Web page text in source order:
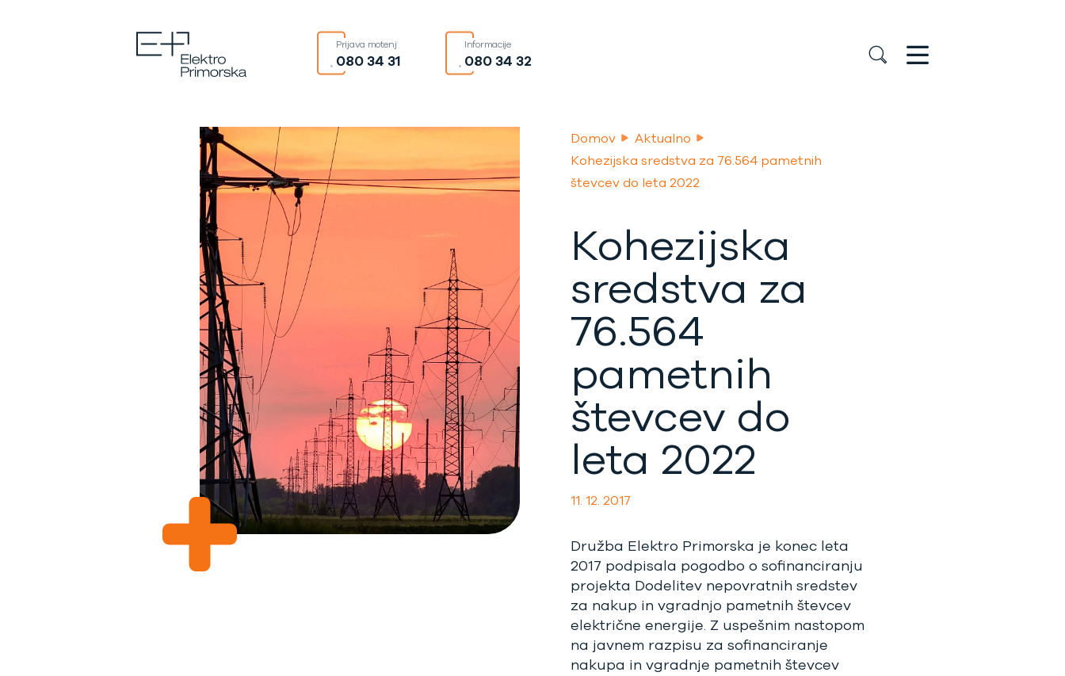
Prijava motenj
080 34 31
Informacije
080 34 32
Domov
Aktualno
Kohezijska sredstva za 76.564 pametnih
števcev do leta 2022
Kohezijska
sredstva za
76.564
pametnih
števcev do
leta 2022
11. 12. 2017
Družba Elektro Primorska je konec leta
2017 podpisala pogodbo o sofinanciranju
projekta Dodelitev nepovratnih sredstev
za nakup in vgradnjo pametnih števcev
električne energije. Z uspešnim nastopom
na javnem razpisu za sofinanciranje
nakupa in vgradnje pametnih števcev